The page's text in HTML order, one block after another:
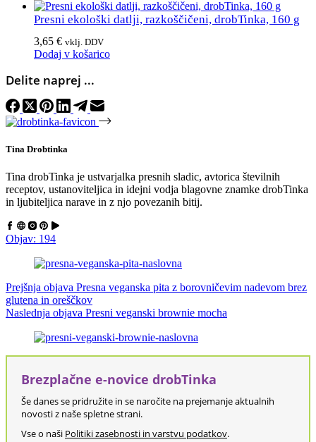
Presni ekološki datlji, razkoščičeni, drobTinka, 160 g
3,65 € vklj. DDV
Dodaj v košarico
Delite naprej ...
Tina Drobtinka
Tina drobTinka je ustvarjalka presnih sladic, avtorica številnih
receptov, ustanoviteljica in idejni vodja blagovne znamke drobTinka
in ljubiteljica narave in z njo povezanih bitij.
Objav: 194
Prejšnja objava Presna veganska pita z borovničevim nadevom brez
glutena in oreščkov
Naslednja objava Presni veganski brownie mocha
Brezplačne e-novice drobTinka
Še danes se pridružite in se naročite na prejemanje aktualnih
novosti z naše spletne strani.
Vse o naši Politiki zasebnosti in varstvu podatkov.